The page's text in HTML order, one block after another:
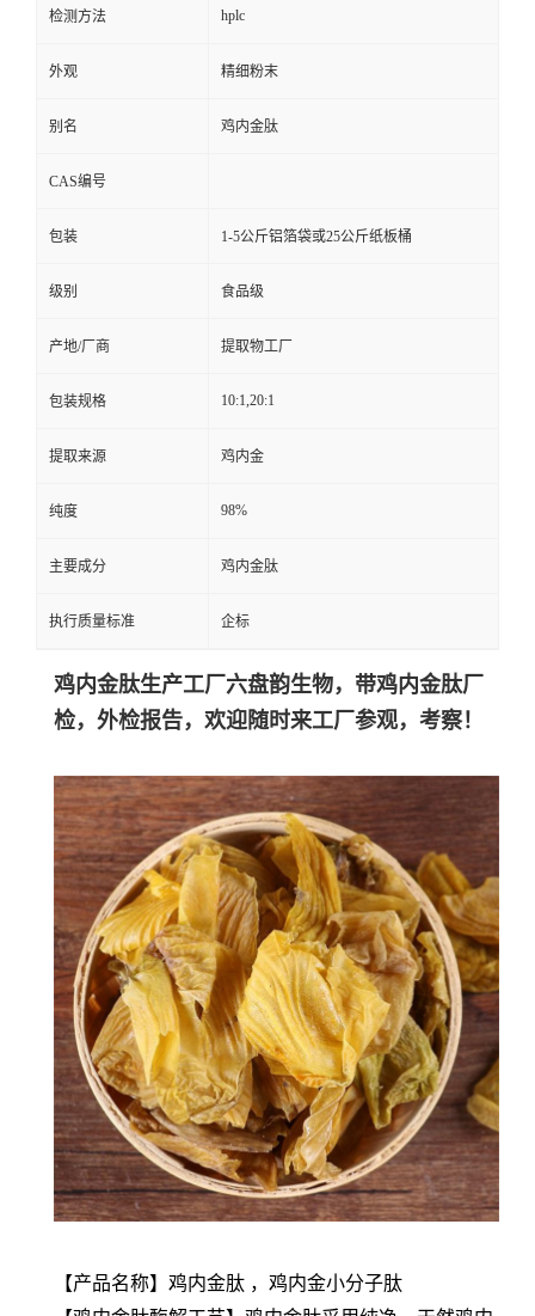
检测方法 hplc
外观 精细粉末
别名 鸡内金肽
CAS编号
包装 1-5公斤铝箔袋或25公斤纸板桶
级别 食品级
产地/厂商 提取物工厂
包装规格 10:1,20:1
提取来源 鸡内金
纯度 98%
主要成分 鸡内金肽
执行质量标准 企标
鸡内金肽生产工厂六盘韵生物，带鸡内金肽厂
检，外检报告，欢迎随时来工厂参观，考察！
【产品名称】鸡内金肽 ，鸡内金小分子肽